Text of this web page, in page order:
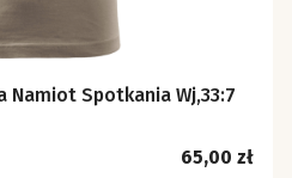
Namiot Spotkania Wj,33:7
Cena
65,00 zł